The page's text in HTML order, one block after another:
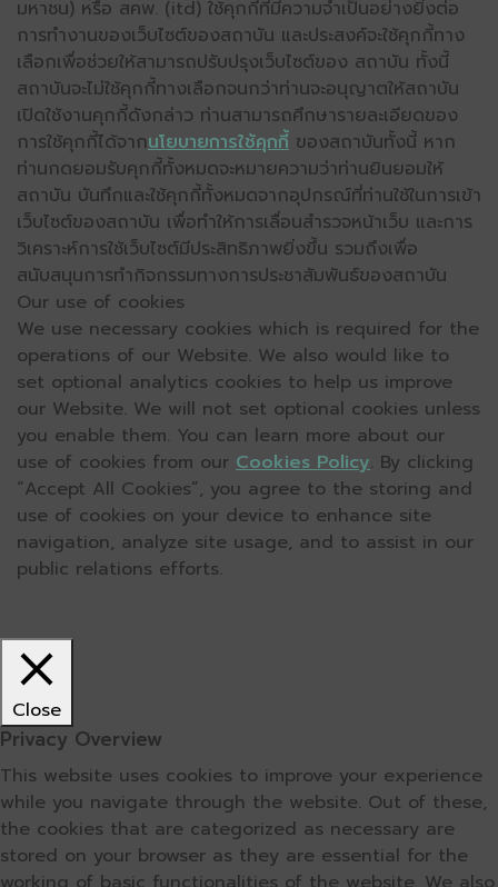
มหาชน) หรือ สคพ. (itd) ใช้คุกกี้ที่มีความจำเป็นอย่างยิ่งต่อ
การทำงานของเว็บไซต์ของสถาบัน และประสงค์จะใช้คุกกี้ทาง
เลือกเพื่อช่วยให้สามารถปรับปรุงเว็บไซต์ของ สถาบัน ทั้งนี้
สถาบันจะไม่ใช้คุกกี้ทางเลือกจนกว่าท่านจะอนุญาตให้สถาบัน
เปิดใช้งานคุกกี้ดังกล่าว ท่านสามารถศึกษารายละเอียดของ
การใช้คุกกี้ได้จากนโยบายการใช้คุกกี้ ของสถาบันทั้งนี้ หาก
ท่านกดยอมรับคุกกี้ทั้งหมดจะหมายความว่าท่านยินยอมให้
สถาบัน บันทึกและใช้คุกกี้ทั้งหมดจากอุปกรณ์ที่ท่านใช้ในการเข้า
เว็บไซต์ของสถาบัน เพื่อทำให้การเลื่อนสำรวจหน้าเว็บ และการ
วิเคราะห์การใช้เว็บไซต์มีประสิทธิภาพยิ่งขึ้น รวมถึงเพื่อ
สนับสนุนการทำกิจกรรมทางการประชาสัมพันธ์ของสถาบัน
Our use of cookies
We use necessary cookies which is required for the
operations of our Website. We also would like to
set optional analytics cookies to help us improve
our Website. We will not set optional cookies unless
you enable them. You can learn more about our
use of cookies from our Cookies Policy. By clicking
“Accept All Cookies”, you agree to the storing and
use of cookies on your device to enhance site
navigation, analyze site usage, and to assist in our
public relations efforts.
Close
Privacy Overview
This website uses cookies to improve your experience
while you navigate through the website. Out of these,
the cookies that are categorized as necessary are
stored on your browser as they are essential for the